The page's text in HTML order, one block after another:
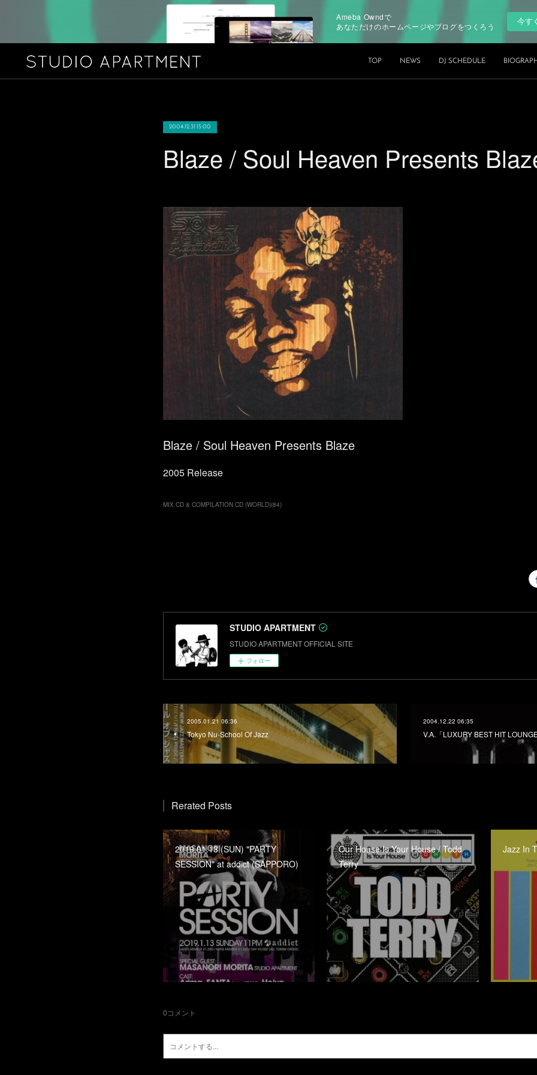
Ameba Owndで
あなただけのホームページやブログをつくろう
今す
TOP NEWS DJ SCHEDULE
2004.12.31 15:00
Blaze / Soul Heaven Presents
Blaze / Soul Heaven Presents Blaze
2005 Release
MIX CD & COMPILATION CD (WORLD)(84)
STUDIO APARTMENT
STUDIO APARTMENT OFFICIAL SITE
フォロー
2005.01.21 06:36
Tokyo Nu-School Of Jazz
2004.12.22 06:35
V.A.「LUXURY BEST HIT
Rerated Posts
2019.01.13.(SUN) "PARTY
SESSION" at addict (SAPPORO)
Our House Is Your House / Todd
Terry
Jazz In
0コメント